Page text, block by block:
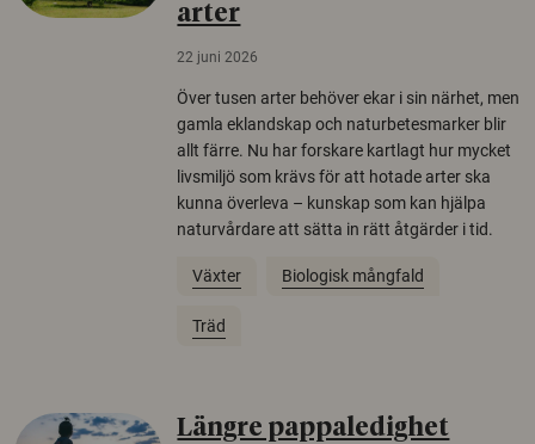
arter
22 juni 2026
Över tusen arter behöver ekar i sin närhet, men
gamla eklandskap och naturbetesmarker blir
allt färre. Nu har forskare kartlagt hur mycket
livsmiljö som krävs för att hotade arter ska
kunna överleva – kunskap som kan hjälpa
naturvårdare att sätta in rätt åtgärder i tid.
Växter Biologisk mångfald
Träd
Längre pappaledighet